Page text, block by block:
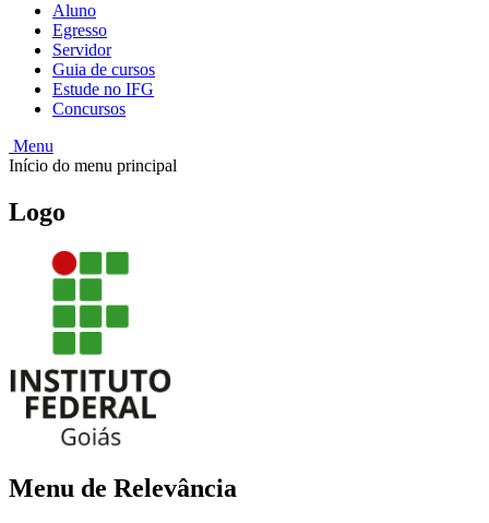
Aluno
Egresso
Servidor
Guia de cursos
Estude no IFG
Concursos
Menu
Início do menu principal
Logo
Menu de Relevância